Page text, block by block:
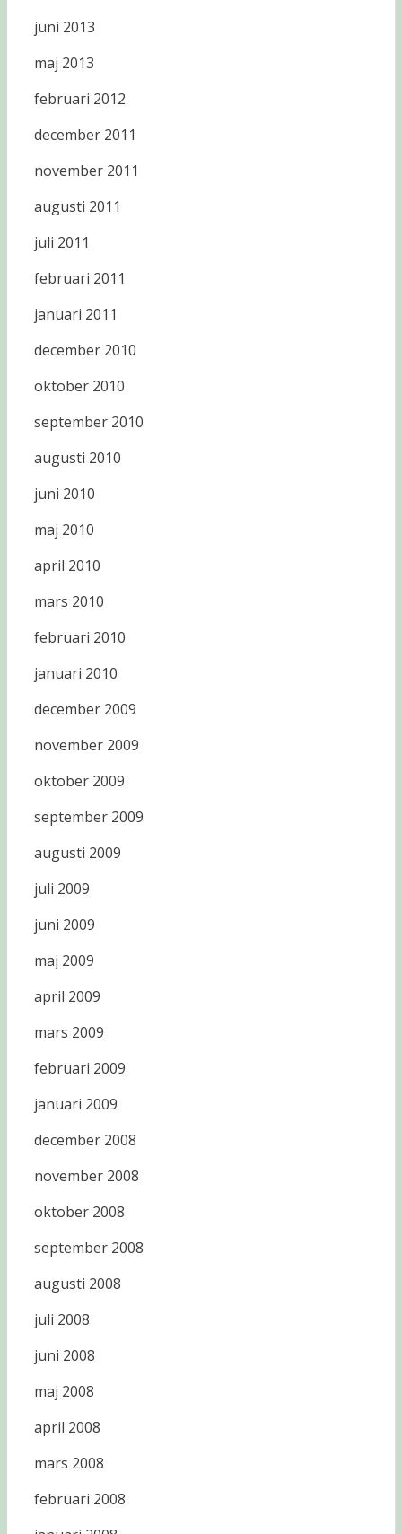
juni 2013
maj 2013
februari 2012
december 2011
november 2011
augusti 2011
juli 2011
februari 2011
januari 2011
december 2010
oktober 2010
september 2010
augusti 2010
juni 2010
maj 2010
april 2010
mars 2010
februari 2010
januari 2010
december 2009
november 2009
oktober 2009
september 2009
augusti 2009
juli 2009
juni 2009
maj 2009
april 2009
mars 2009
februari 2009
januari 2009
december 2008
november 2008
oktober 2008
september 2008
augusti 2008
juli 2008
juni 2008
maj 2008
april 2008
mars 2008
februari 2008